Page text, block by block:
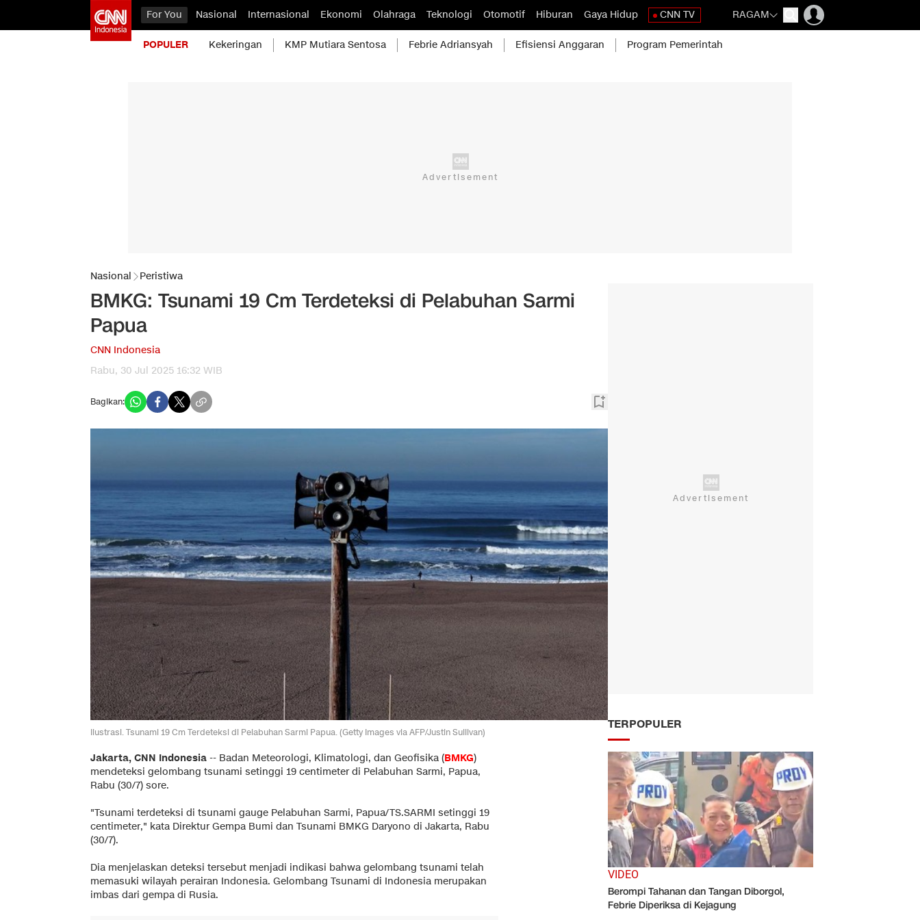
For You Nasional Internasional Ekonomi Olahraga Teknologi Otomotif Hiburan Gaya Hidup CNN TV RAGAM
POPULER Kekeringan KMP Mutiara Sentosa Febrie Adriansyah Efisiensi Anggaran Program Pemerintah
Nasional Peristiwa
BMKG: Tsunami 19 Cm Terdeteksi di Pelabuhan Sarmi
Papua
CNN Indonesia
Rabu, 30 Jul 2025 16:32 WIB
Bagikan:
Ilustrasi. Tsunami 19 Cm Terdeteksi di Pelabuhan Sarmi Papua. (Getty Images via AFP/Justin Sullivan)
Jakarta, CNN Indonesia -- Badan Meteorologi, Klimatologi, dan Geofisika (BMKG)
mendeteksi gelombang tsunami setinggi 19 centimeter di Pelabuhan Sarmi, Papua,
Rabu (30/7) sore.
"Tsunami terdeteksi di tsunami gauge Pelabuhan Sarmi, Papua/TS.SARMI setinggi 19
centimeter," kata Direktur Gempa Bumi dan Tsunami BMKG Daryono di Jakarta, Rabu
(30/7).
Dia menjelaskan deteksi tersebut menjadi indikasi bahwa gelombang tsunami telah
memasuki wilayah perairan Indonesia. Gelombang Tsunami di Indonesia merupakan
imbas dari gempa di Rusia.
TERPOPULER
VIDEO
Berompi Tahanan dan Tangan Diborgol,
Febrie Diperiksa di Kejagung